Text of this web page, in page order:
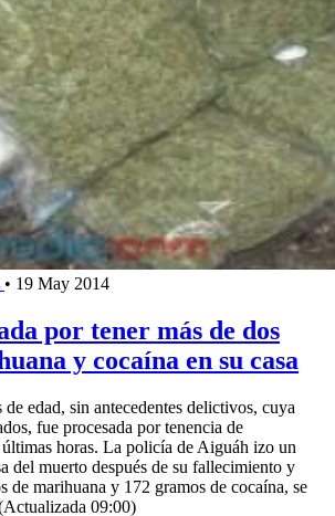
• 19 May 2014
por tener más de dos
y cocaína en su casa
edad, sin antecedentes delictivos, cuya
fue procesada por tenencia de
últimas horas. La policía de Aiguáh izo un
del muerto después de su fallecimiento y
de marihuana y 172 gramos de cocaína, se
09:00)